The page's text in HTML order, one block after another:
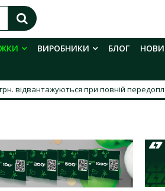
ВИРОБНИКИ БЛОГ
відвантажуються при повній